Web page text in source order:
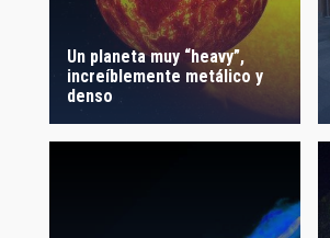
Un planeta muy “heavy”,
increíblemente metálico y
denso